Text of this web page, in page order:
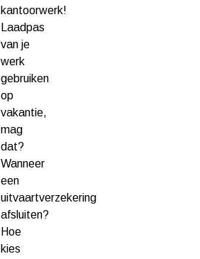
kantoorwerk!
Laadpas
van je
werk
gebruiken
op
vakantie,
mag
dat?
Wanneer
een
uitvaartverzekering
afsluiten?
Hoe
kies